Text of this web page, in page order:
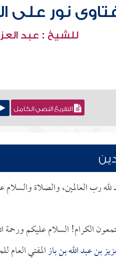
نور على
للشيخ : عبد
التفريغ النصي الكامل
رب العالمين، والصلاة
الكرام! السلام عليكم
بن عبد الله بن بازالمفتي العام